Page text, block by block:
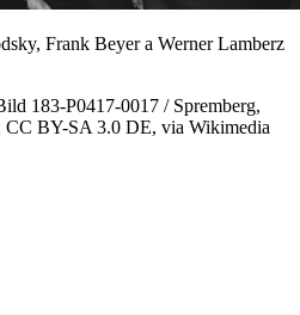
Frank Beyer a Werner Lamberz
183-P0417-0017 / Spremberg,
BY-SA 3.0 DE, via Wikimedia